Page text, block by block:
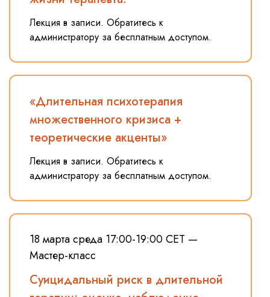
Лекция в записи. Обратитесь к
администратору за бесплатным доступом.
«Длительная психотерапия
множественного кризиса +
теоретические акценты»
Лекция в записи. Обратитесь к
администратору за бесплатным доступом.
18 марта среда 17:00-19:00 СЕТ —
Мастер-класс
Суицидальный риск в длительной